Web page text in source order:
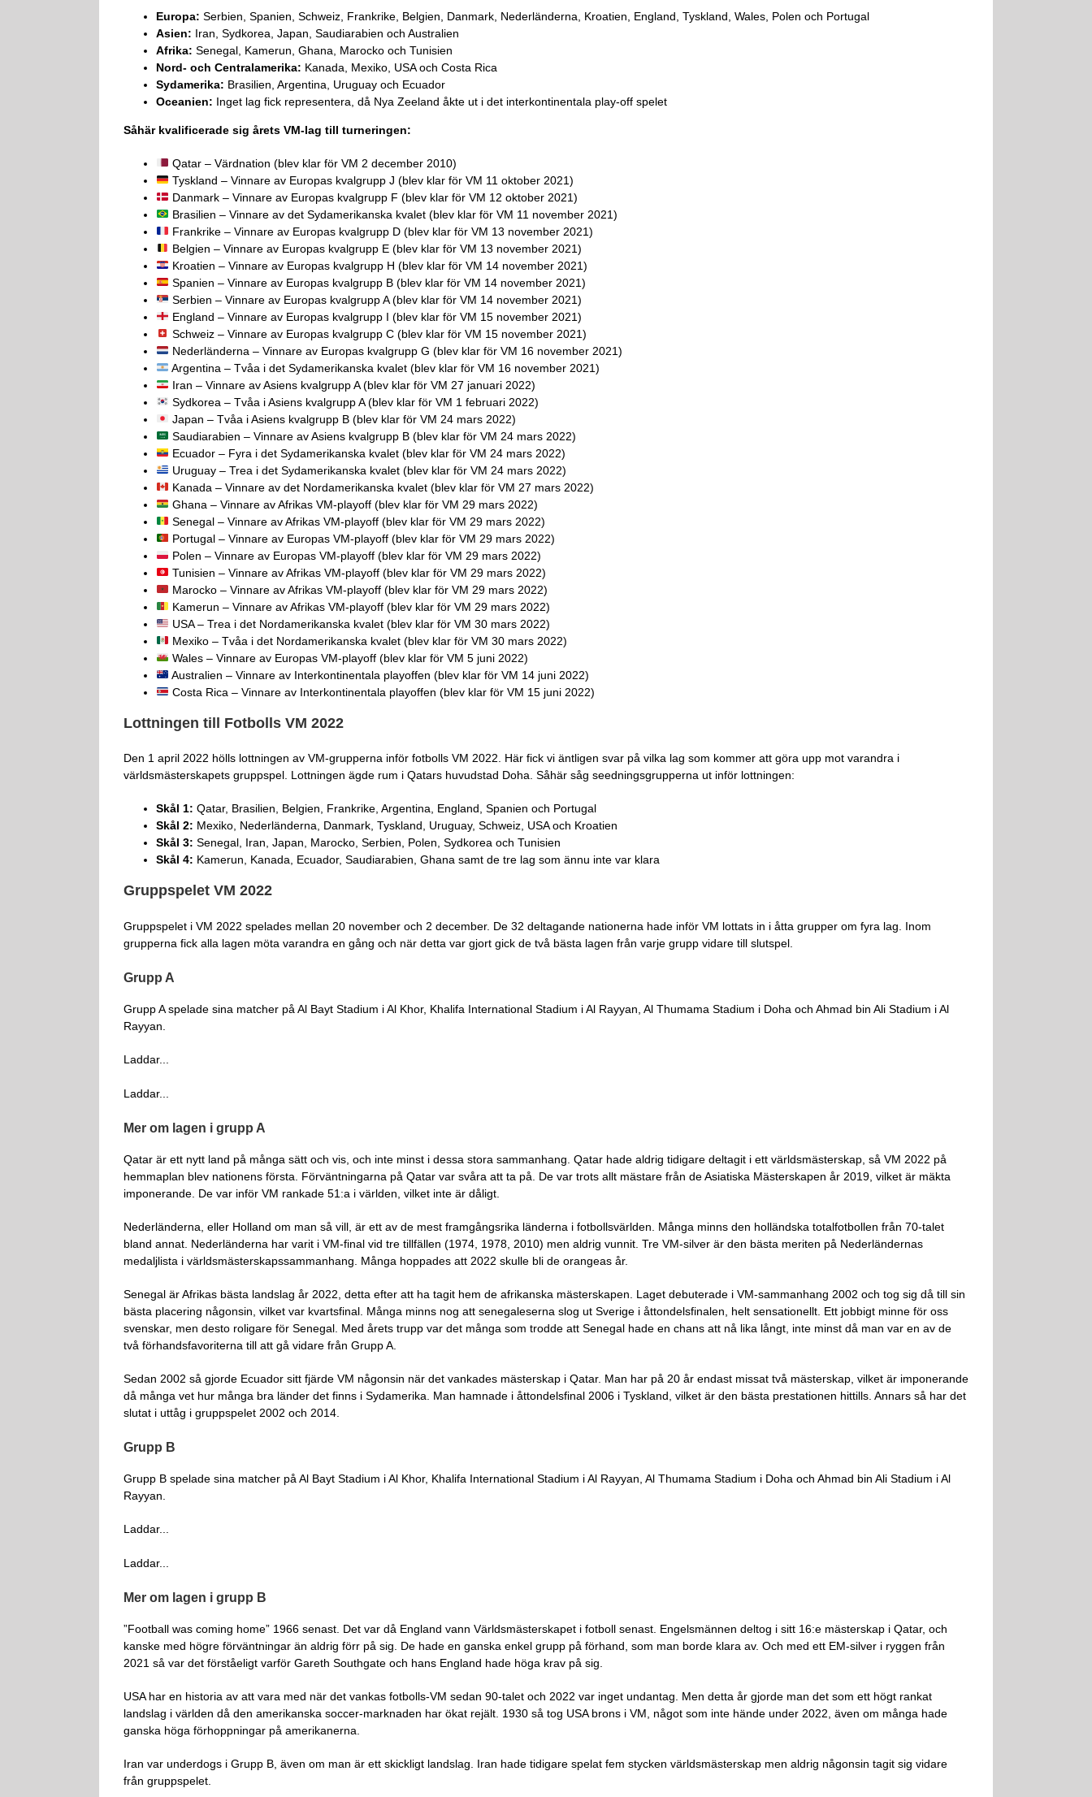
Europa: Serbien, Spanien, Schweiz, Frankrike, Belgien, Danmark, Nederländerna, Kroatien, England, Tyskland, Wales, Polen och Portugal
Asien: Iran, Sydkorea, Japan, Saudiarabien och Australien
Afrika: Senegal, Kamerun, Ghana, Marocko och Tunisien
Nord- och Centralamerika: Kanada, Mexiko, USA och Costa Rica
Sydamerika: Brasilien, Argentina, Uruguay och Ecuador
Oceanien: Inget lag fick representera, då Nya Zeeland åkte ut i det interkontinentala play-off spelet
Såhär kvalificerade sig årets VM-lag till turneringen:
Qatar – Värdnation (blev klar för VM 2 december 2010)
Tyskland – Vinnare av Europas kvalgrupp J (blev klar för VM 11 oktober 2021)
Danmark – Vinnare av Europas kvalgrupp F (blev klar för VM 12 oktober 2021)
Brasilien – Vinnare av det Sydamerikanska kvalet (blev klar för VM 11 november 2021)
Frankrike – Vinnare av Europas kvalgrupp D (blev klar för VM 13 november 2021)
Belgien – Vinnare av Europas kvalgrupp E (blev klar för VM 13 november 2021)
Kroatien – Vinnare av Europas kvalgrupp H (blev klar för VM 14 november 2021)
Spanien – Vinnare av Europas kvalgrupp B (blev klar för VM 14 november 2021)
Serbien – Vinnare av Europas kvalgrupp A (blev klar för VM 14 november 2021)
England – Vinnare av Europas kvalgrupp I (blev klar för VM 15 november 2021)
Schweiz – Vinnare av Europas kvalgrupp C (blev klar för VM 15 november 2021)
Nederländerna – Vinnare av Europas kvalgrupp G (blev klar för VM 16 november 2021)
Argentina – Tvåa i det Sydamerikanska kvalet (blev klar för VM 16 november 2021)
Iran – Vinnare av Asiens kvalgrupp A (blev klar för VM 27 januari 2022)
Sydkorea – Tvåa i Asiens kvalgrupp A (blev klar för VM 1 februari 2022)
Japan – Tvåa i Asiens kvalgrupp B (blev klar för VM 24 mars 2022)
Saudiarabien – Vinnare av Asiens kvalgrupp B (blev klar för VM 24 mars 2022)
Ecuador – Fyra i det Sydamerikanska kvalet (blev klar för VM 24 mars 2022)
Uruguay – Trea i det Sydamerikanska kvalet (blev klar för VM 24 mars 2022)
Kanada – Vinnare av det Nordamerikanska kvalet (blev klar för VM 27 mars 2022)
Ghana – Vinnare av Afrikas VM-playoff (blev klar för VM 29 mars 2022)
Senegal – Vinnare av Afrikas VM-playoff (blev klar för VM 29 mars 2022)
Portugal – Vinnare av Europas VM-playoff (blev klar för VM 29 mars 2022)
Polen – Vinnare av Europas VM-playoff (blev klar för VM 29 mars 2022)
Tunisien – Vinnare av Afrikas VM-playoff (blev klar för VM 29 mars 2022)
Marocko – Vinnare av Afrikas VM-playoff (blev klar för VM 29 mars 2022)
Kamerun – Vinnare av Afrikas VM-playoff (blev klar för VM 29 mars 2022)
USA – Trea i det Nordamerikanska kvalet (blev klar för VM 30 mars 2022)
Mexiko – Tvåa i det Nordamerikanska kvalet (blev klar för VM 30 mars 2022)
Wales – Vinnare av Europas VM-playoff (blev klar för VM 5 juni 2022)
Australien – Vinnare av Interkontinentala playoffen (blev klar för VM 14 juni 2022)
Costa Rica – Vinnare av Interkontinentala playoffen (blev klar för VM 15 juni 2022)
Lottningen till Fotbolls VM 2022
Den 1 april 2022 hölls lottningen av VM-grupperna inför fotbolls VM 2022. Här fick vi äntligen svar på vilka lag som kommer att göra upp mot varandra i
världsmästerskapets gruppspel. Lottningen ägde rum i Qatars huvudstad Doha. Såhär såg seedningsgrupperna ut inför lottningen:
Skål 1: Qatar, Brasilien, Belgien, Frankrike, Argentina, England, Spanien och Portugal
Skål 2: Mexiko, Nederländerna, Danmark, Tyskland, Uruguay, Schweiz, USA och Kroatien
Skål 3: Senegal, Iran, Japan, Marocko, Serbien, Polen, Sydkorea och Tunisien
Skål 4: Kamerun, Kanada, Ecuador, Saudiarabien, Ghana samt de tre lag som ännu inte var klara
Gruppspelet VM 2022
Gruppspelet i VM 2022 spelades mellan 20 november och 2 december. De 32 deltagande nationerna hade inför VM lottats in i åtta grupper om fyra lag. Inom
grupperna fick alla lagen möta varandra en gång och när detta var gjort gick de två bästa lagen från varje grupp vidare till slutspel.
Grupp A
Grupp A spelade sina matcher på Al Bayt Stadium i Al Khor, Khalifa International Stadium i Al Rayyan, Al Thumama Stadium i Doha och Ahmad bin Ali Stadium i Al
Rayyan.
Laddar...
Laddar...
Mer om lagen i grupp A
Qatar är ett nytt land på många sätt och vis, och inte minst i dessa stora sammanhang. Qatar hade aldrig tidigare deltagit i ett världsmästerskap, så VM 2022 på
hemmaplan blev nationens första. Förväntningarna på Qatar var svåra att ta på. De var trots allt mästare från de Asiatiska Mästerskapen år 2019, vilket är mäkta
imponerande. De var inför VM rankade 51:a i världen, vilket inte är dåligt.
Nederländerna, eller Holland om man så vill, är ett av de mest framgångsrika länderna i fotbollsvärlden. Många minns den holländska totalfotbollen från 70-talet
bland annat. Nederländerna har varit i VM-final vid tre tillfällen (1974, 1978, 2010) men aldrig vunnit. Tre VM-silver är den bästa meriten på Nederländernas
medaljlista i världsmästerskapssammanhang. Många hoppades att 2022 skulle bli de orangeas år.
Senegal är Afrikas bästa landslag år 2022, detta efter att ha tagit hem de afrikanska mästerskapen. Laget debuterade i VM-sammanhang 2002 och tog sig då till sin
bästa placering någonsin, vilket var kvartsfinal. Många minns nog att senegaleserna slog ut Sverige i åttondelsfinalen, helt sensationellt. Ett jobbigt minne för oss
svenskar, men desto roligare för Senegal. Med årets trupp var det många som trodde att Senegal hade en chans att nå lika långt, inte minst då man var en av de
två förhandsfavoriterna till att gå vidare från Grupp A.
Sedan 2002 så gjorde Ecuador sitt fjärde VM någonsin när det vankades mästerskap i Qatar. Man har på 20 år endast missat två mästerskap, vilket är imponerande
då många vet hur många bra länder det finns i Sydamerika. Man hamnade i åttondelsfinal 2006 i Tyskland, vilket är den bästa prestationen hittills. Annars så har det
slutat i uttåg i gruppspelet 2002 och 2014.
Grupp B
Grupp B spelade sina matcher på Al Bayt Stadium i Al Khor, Khalifa International Stadium i Al Rayyan, Al Thumama Stadium i Doha och Ahmad bin Ali Stadium i Al
Rayyan.
Laddar...
Laddar...
Mer om lagen i grupp B
”Football was coming home” 1966 senast. Det var då England vann Världsmästerskapet i fotboll senast. Engelsmännen deltog i sitt 16:e mästerskap i Qatar, och
kanske med högre förväntningar än aldrig förr på sig. De hade en ganska enkel grupp på förhand, som man borde klara av. Och med ett EM-silver i ryggen från
2021 så var det förståeligt varför Gareth Southgate och hans England hade höga krav på sig.
USA har en historia av att vara med när det vankas fotbolls-VM sedan 90-talet och 2022 var inget undantag. Men detta år gjorde man det som ett högt rankat
landslag i världen då den amerikanska soccer-marknaden har ökat rejält. 1930 så tog USA brons i VM, något som inte hände under 2022, även om många hade
ganska höga förhoppningar på amerikanerna.
Iran var underdogs i Grupp B, även om man är ett skickligt landslag. Iran hade tidigare spelat fem stycken världsmästerskap men aldrig någonsin tagit sig vidare
från gruppspelet.